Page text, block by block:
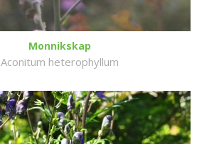
Monnikskap
Aconitum heterophyllum